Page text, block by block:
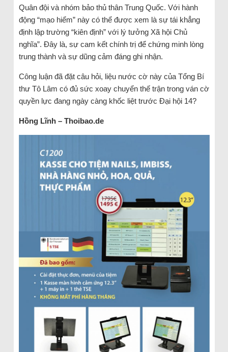
Quân đội và nhóm bảo thủ thân Trung Quốc. Với hành
động “mạo hiểm” này có thể được xem là sự tái khẳng
định lập trường “kiên định” với lý tưởng Xã hội Chủ
nghĩa”. Đây là, sự cam kết chính trị để chứng minh lòng
trung thành và sự dũng cảm đáng ghi nhận.
Công luận đã đặt câu hỏi, liệu nước cờ này của Tổng Bí
thư Tô Lâm có đủ sức xoay chuyển thế trận trong ván cờ
quyền lực đang ngày càng khốc liệt trước Đại hội 14?
Hồng Lĩnh – Thoibao.de